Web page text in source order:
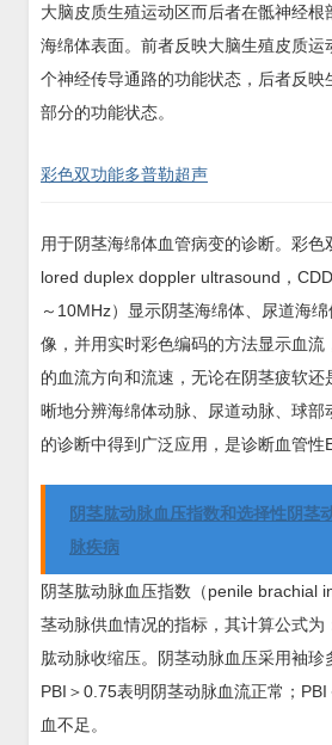
大脑皮质生殖运动区而后者在骶神经
海绵体表面。前者反映大脑生殖皮质运
个神经传导通路的功能状态，后者反映
部分的功能状态。
彩色双功能多普勒超声
用于阴茎海绵体血管病变的诊断。彩
lored duplex doppler ultrasound，
～10MHz）显示阴茎海绵体、尿道海
像，并用实时彩色编码的方法显示血流
的血流方向和流速，无论在阴茎疲软
晰地分辨海绵体动脉、尿道动脉、球部
的诊断中得到广泛应用，是诊断血管性
阴茎肱动脉血压指数和选择性阴茎
脉疾病
阴茎肱动脉血压指数（penile brachial
茎动脉供血情况的指标，其计算公式为
肱动脉收缩压。阴茎动脉血压采用袖珍
PBI＞0.75表明阴茎动脉血流正常；
血不足。